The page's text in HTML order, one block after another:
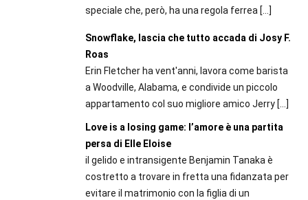
speciale che, però, ha una regola ferrea […]
Snowflake, lascia che tutto accada di Josy F.
Roas
Erin Fletcher ha vent'anni, lavora come barista
a Woodville, Alabama, e condivide un piccolo
appartamento col suo migliore amico Jerry[…]
Love is a losing game: l’amore è una partita
persa di Elle Eloise
il gelido e intransigente Benjamin Tanaka è
costretto a trovare in fretta una fidanzata per
evitare il matrimonio con la figlia di un